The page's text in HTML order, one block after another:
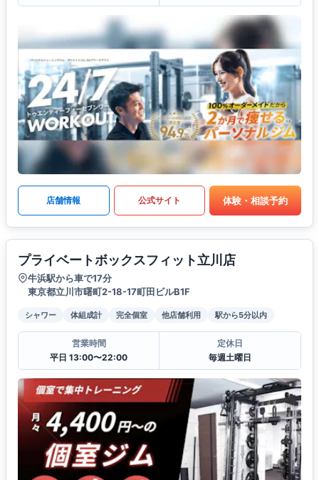
店舗情報 公式サイト 体験・相談予約
プライベートボックスフィット立川店
牛浜駅から車で17分
東京都立川市曙町2-18-17町田ビルB1F
シャワー 体組成計 完全個室 他店舗利用 駅から5分以内
営業時間
平日 13:00〜22:00
定休日
毎週土曜日